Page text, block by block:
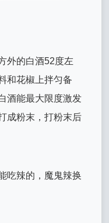
外的白酒52度左
和花椒上拌匀备
酒能最大限度激发
成粉末，打粉末后
吃辣的，魔鬼辣换